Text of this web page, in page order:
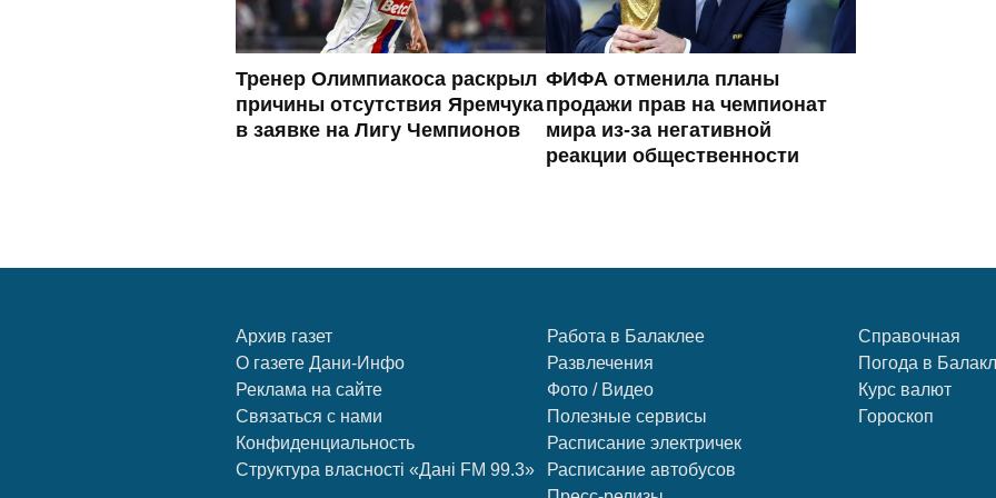
Тренер Олимпиакоса раскрыл
причины отсутствия Яремчука
в заявке на Лигу Чемпионов
ФИФА отменила планы
продажи прав на чемпионат
мира из-за негативной
реакции общественности
Архив газет
О газете Дани-Инфо
Реклама на сайте
Связаться с нами
Конфиденциальность
Структура власності «Дані FM 99.3»
Работа в Балаклее
Развлечения
Фото / Видео
Полезные сервисы
Расписание электричек
Расписание автобусов
Справочная
Погода в
Курс валют
Гороскоп